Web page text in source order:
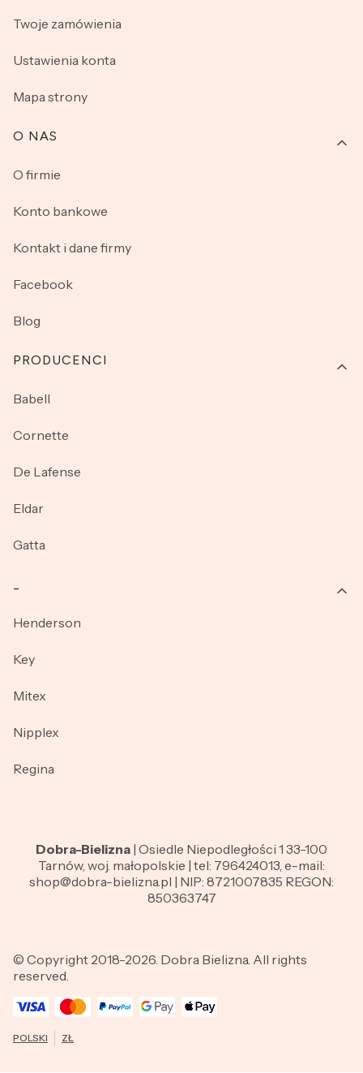
Twoje zamówienia
Ustawienia konta
Mapa strony
O NAS
O firmie
Konto bankowe
Kontakt i dane firmy
Facebook
Blog
PRODUCENCI
Babell
Cornette
De Lafense
Eldar
Gatta
Henderson
Key
Mitex
Nipplex
Regina
Dobra-Bielizna | Osiedle Niepodległości 1 33-100
Tarnów, woj. małopolskie | tel: 796424013, e-mail:
shop@dobra-bielizna.pl | NIP: 8721007835 REGON:
850363747
© Copyright 2018-2026. Dobra Bielizna. All rights
reserved.
POLSKI ZŁ